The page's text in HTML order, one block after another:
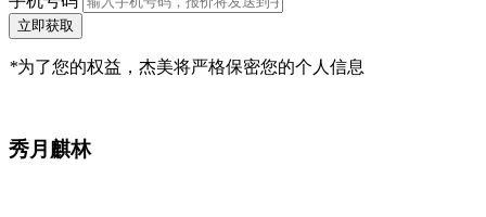
立即获取
*为了您的权益，杰美将严格保密您的个人信息
秀月麒林